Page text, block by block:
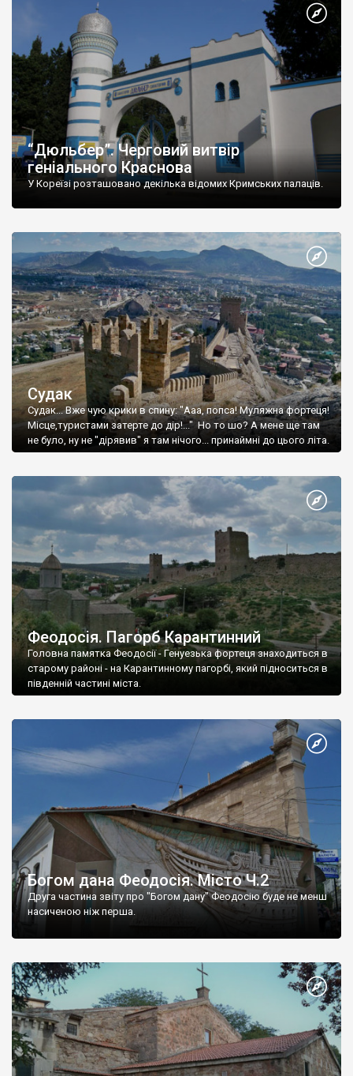
“Дюльбер”. Черговий витвір
геніального Краснова
У Кореїзі розташовано декілька відомих Кримських палаців.
Судак
Судак... Вже чую крики в спину: "Ааа, попса! Муляжна фортеця!
Місце,туристами затерте до дір!..." Но то шо? А мене ще там
не було, ну не "дірявив" я там нічого... принаймні до цього літа.
Феодосія. Пагорб Карантинний
Головна памятка Феодосії - Генуезька фортеця знаходиться в
старому районі - на Карантинному пагорбі, який підноситься в
південній частині міста.
Богом дана Феодосія. Місто Ч.2
Друга частина звіту про "Богом дану" Феодосію буде не менш
насиченою ніж перша.